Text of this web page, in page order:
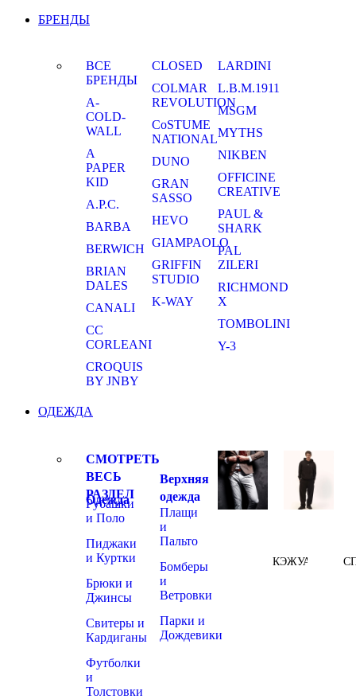
БРЕНДЫ
ВСЕ
БРЕНДЫ
A-
COLD-
WALL
A
PAPER
KID
A.P.C.
BARBA
BERWICH
BRIAN
DALES
CANALI
CC
CORLEANI
CROQUIS
BY JNBY
CLOSED
COLMAR
REVOLUTION
CoSTUME
NATIONAL
DUNO
GRAN
SASSO
HEVO
GIAMPAOLO
GRIFFIN
STUDIO
K-WAY
LARDINI
L.B.M.1911
MSGM
MYTHS
NIKBEN
OFFICINE
CREATIVE
PAUL &
SHARK
PAL
ZILERI
RICHMOND
X
TOMBOLINI
Y-3
ОДЕЖДА
СМОТРЕТЬ
ВЕСЬ
РАЗДЕЛ
Одежда
Рубашки
и Поло
Пиджаки
и Куртки
Брюки и
Джинсы
Свитеры и
Кардиганы
Футболки
и
Толстовки
Верхняя
одежда
Плащи
и
Пальто
Бомберы
и
Ветровки
Парки и
Дождевики
КЭЖУАЛ